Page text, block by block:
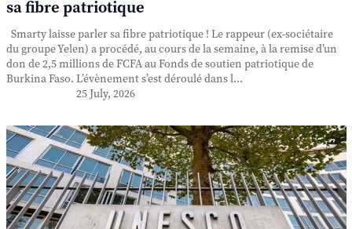
sa fibre patriotique
Smarty laisse parler sa fibre patriotique ! Le rappeur (ex-sociétaire
du groupe Yelen) a procédé, au cours de la semaine, à la remise d’un
don de 2,5 millions de FCFA au Fonds de soutien patriotique de
Burkina Faso. L’évènement s’est déroulé dans l...
25 July, 2026